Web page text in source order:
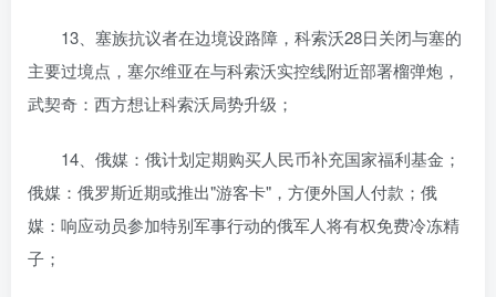
13、塞族抗议者在边境设路障，科索沃28日关闭与塞的
主要过境点，塞尔维亚在与科索沃实控线附近部署榴弹炮，
武契奇：西方想让科索沃局势升级；
14、俄媒：俄计划定期购买人民币补充国家福利基金；
俄媒：俄罗斯近期或推出"游客卡"，方便外国人付款；俄
媒：响应动员参加特别军事行动的俄军人将有权免费冷冻精
子；